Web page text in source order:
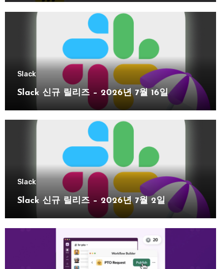
Slack
Slack 신규 릴리즈 – 2026년 7월 16일
Slack
Slack 신규 릴리즈 – 2026년 7월 2일